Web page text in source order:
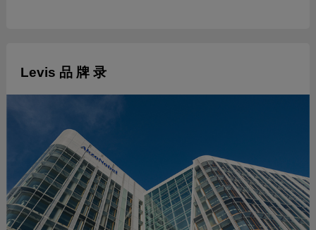
Levis 品 牌 录